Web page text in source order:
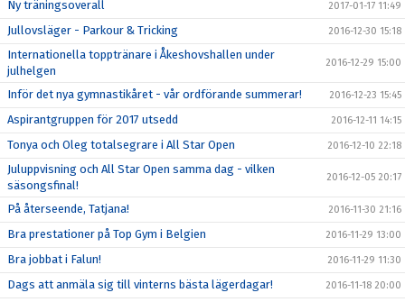
Ny träningsoverall 2017-01-17 11:49
Jullovsläger - Parkour & Tricking 2016-12-30 15:18
Internationella topptränare i Åkeshovshallen under
julhelgen
2016-12-29 15:00
Inför det nya gymnastikåret - vår ordförande summerar! 2016-12-23 15:45
Aspirantgruppen för 2017 utsedd 2016-12-11 14:15
Tonya och Oleg totalsegrare i All Star Open 2016-12-10 22:18
Juluppvisning och All Star Open samma dag - vilken
säsongsfinal!
2016-12-05 20:17
På återseende, Tatjana! 2016-11-30 21:16
Bra prestationer på Top Gym i Belgien 2016-11-29 13:00
Bra jobbat i Falun! 2016-11-29 11:30
Dags att anmäla sig till vinterns bästa lägerdagar! 2016-11-18 20:00